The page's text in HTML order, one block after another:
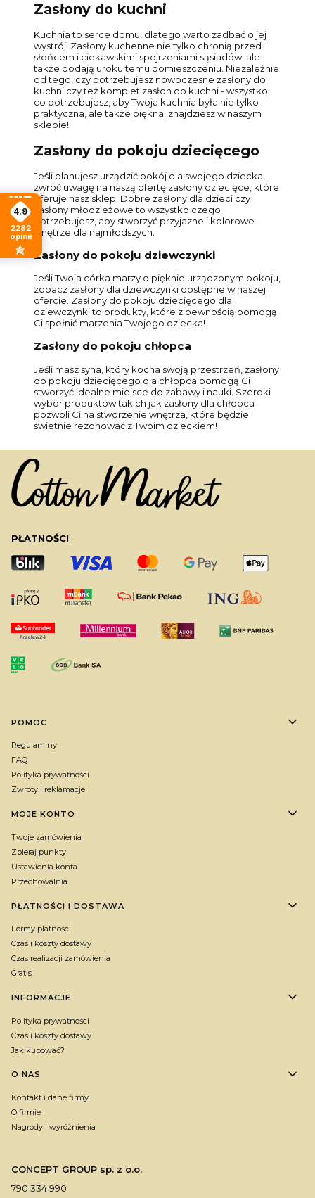
Zasłony do kuchni
Kuchnia to serce domu, dlatego warto zadbać o jej
wystrój. Zasłony kuchenne nie tylko chronią przed
słońcem i ciekawskimi spojrzeniami sąsiadów, ale
także dodają uroku temu pomieszczeniu. Niezależnie
od tego, czy potrzebujesz nowoczesne zasłony do
kuchni czy też komplet zasłon do kuchni - wszystko,
co potrzebujesz, aby Twoja kuchnia była nie tylko
praktyczna, ale także piękna, znajdziesz w naszym
sklepie!
Zasłony do pokoju dziecięcego
Jeśli planujesz urządzić pokój dla swojego dziecka,
zwróć uwagę na naszą ofertę zasłony dziecięce, które
oferuje nasz sklep. Dobre zasłony dla dzieci czy
zasłony młodzieżowe to wszystko czego
potrzebujesz, aby stworzyć przyjazne i kolorowe
wnętrze dla najmłodszych.
Zasłony do pokoju dziewczynki
Jeśli Twoja córka marzy o pięknie urządzonym pokoju,
zobacz zasłony dla dziewczynki dostępne w naszej
ofercie. Zasłony do pokoju dziecięcego dla
dziewczynki to produkty, które z pewnością pomogą
Ci spełnić marzenia Twojego dziecka!
Zasłony do pokoju chłopca
Jeśli masz syna, który kocha swoją przestrzeń, zasłony
do pokoju dziecięcego dla chłopca pomogą Ci
stworzyć idealne miejsce do zabawy i nauki. Szeroki
wybór produktów takich jak zasłony dla chłopca
pozwoli Ci na stworzenie wnętrza, które będzie
świetnie rezonować z Twoim dzieckiem!
PŁATNOŚCI
Linki w stopce
POMOC
Regulaminy
FAQ
Polityka prywatności
Zwroty i reklamacje
MOJE KONTO
Twoje zamówienia
Zbieraj punkty
Ustawienia konta
Przechowalnia
PŁATNOŚCI I DOSTAWA
Formy płatności
Czas i koszty dostawy
Czas realizacji zamówienia
Gratis
INFORMACJE
Polityka prywatności
Czas i koszty dostawy
Jak kupować?
O NAS
Kontakt i dane firmy
O firmie
Nagrody i wyróżnienia
CONCEPT GROUP sp. z o.o.
790 334 990
4.9
2282
opinii